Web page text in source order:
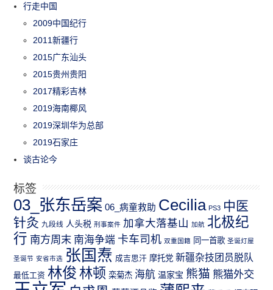
行走中国
2009中国纪行
2011新疆行
2015广东汕头
2015贵州贵阳
2017精彩吉林
2019海南椰风
2019深圳华为总部
2019石家庄
谈古论今
标签
03_张东岳案 06_病童救助 Cecilia PS3 中医
针灸 九段线 人头税 刑事案件 加拿大落基山 加航 北极纪
行 南方周末 南海争端 卡车司机 双重国籍 同一首歌 圣诞灯屋
圣诞节 安省市选 张国焘 成吉思汗 摩托党 新疆杂技团员脱队
最低工资 林俊 林顿 栾菊杰 海航 温家宝 熊猫 熊猫外交